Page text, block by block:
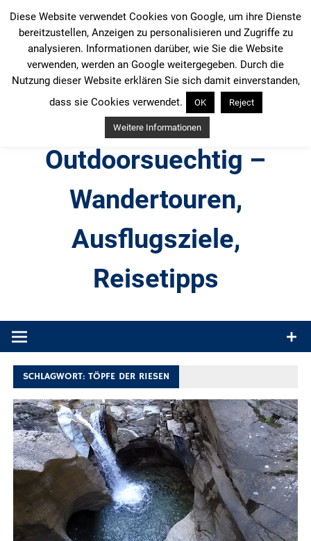
Inhalt
springen
Outdoorsuechtig –
Wandertouren,
Ausflugsziele,
Reisetipps
Produkttests und Buchrezensionen. Ein Blog für alle, die gern
SCHLAGWORT:TÖPFE DER RIESEN
Diese Website verwendet Cookies von Google, um ihre Dienste
bereitzustellen, Anzeigen zu personalisieren und Zugriffe zu
analysieren. Informationen darüber, wie Sie die Website
verwenden, werden an Google weitergegeben. Durch die
Nutzung dieser Website erklären Sie sich damit einverstanden,
dass sie Cookies verwendet.
OK Reject
Weitere Informationen